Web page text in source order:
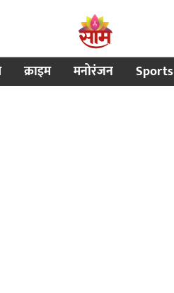
क्राइम मनोरंजन Sports